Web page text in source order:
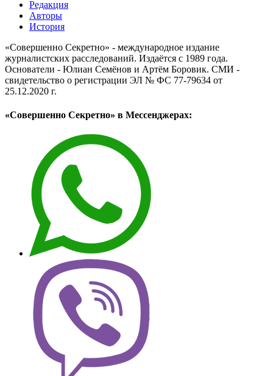
Редакция
Авторы
История
«Совершенно Секретно» - международное издание
журналистских расследований. Издаётся с 1989 года.
Основатели - Юлиан Семёнов и Артём Боровик. CМИ -
свидетельство о регистрации ЭЛ № ФС 77-79634 от
25.12.2020 г.
«Совершенно Секретно» в Мессенджерах: